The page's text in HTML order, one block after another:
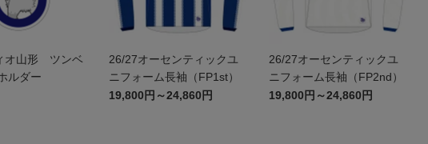
オ山形 ツンベ
ルダー
26/27オーセンティックユ
ニフォーム長袖（FP1st）
19,800円～24,860円
26/27オーセンティックユ
ニフォーム長袖（FP2nd）
19,800円～24,860円